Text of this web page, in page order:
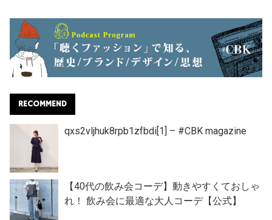
RECOMMEND
qxs2vljhuk8rpb1zfbdi[1] – #CBK magazine
【40代の飲み会コーデ】動きやすくておしゃ
れ！ 飲み会に最適な大人コーデ【公式】